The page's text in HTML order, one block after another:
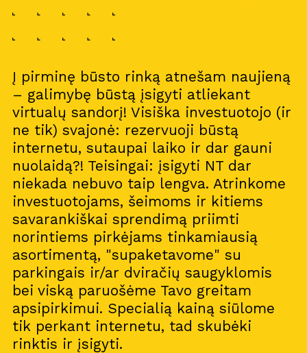
Į pirminę būsto rinką atnešam naujieną
– galimybę būstą įsigyti atliekant
virtualų sandorį! Visiška investuotojo (ir
ne tik) svajonė: rezervuoji būstą
internetu, sutaupai laiko ir dar gauni
nuolaidą?! Teisingai: įsigyti NT dar
niekada nebuvo taip lengva. Atrinkome
investuotojams, šeimoms ir kitiems
savarankiškai sprendimą priimti
norintiems pirkėjams tinkamiausią
asortimentą, "supaketavome" su
parkingais ir/ar dviračių saugyklomis
bei viską paruošėme Tavo greitam
apsipirkimui. Specialią kainą siūlome
tik perkant internetu, tad skubėki
rinktis ir įsigyti.